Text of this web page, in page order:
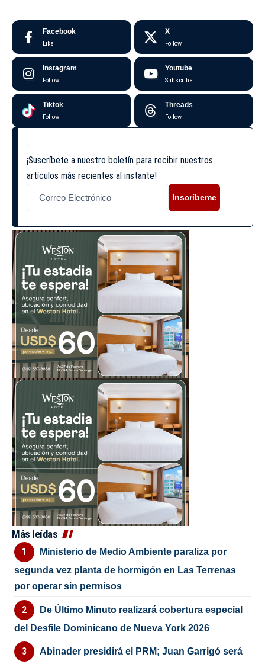
Facebook
Like
X
Follow
Instagram
Follow
Youtube
Subscribe
Tiktok
Follow
Threads
Follow
¡Suscríbete a nuestro boletín para recibir nuestros
artículos más recientes al instante!
Inscríbeme
Más leídas
Ministerio de Medio Ambiente paraliza por
segunda vez planta de hormigón en Las Terrenas
por operar sin permisos
De Último Minuto realizará cobertura especial
del Desfile Dominicano de Nueva York 2026
Abinader presidirá el PRM; Juan Garrigó será